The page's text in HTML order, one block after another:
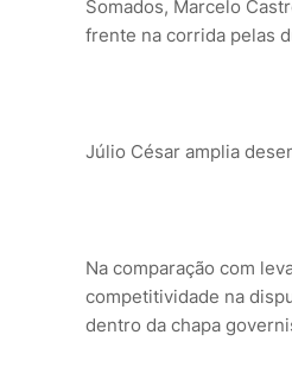
Somados, Marcelo
frente na corrida pelas
Júlio César amplia
Na comparação com
competitividade na
dentro da chapa